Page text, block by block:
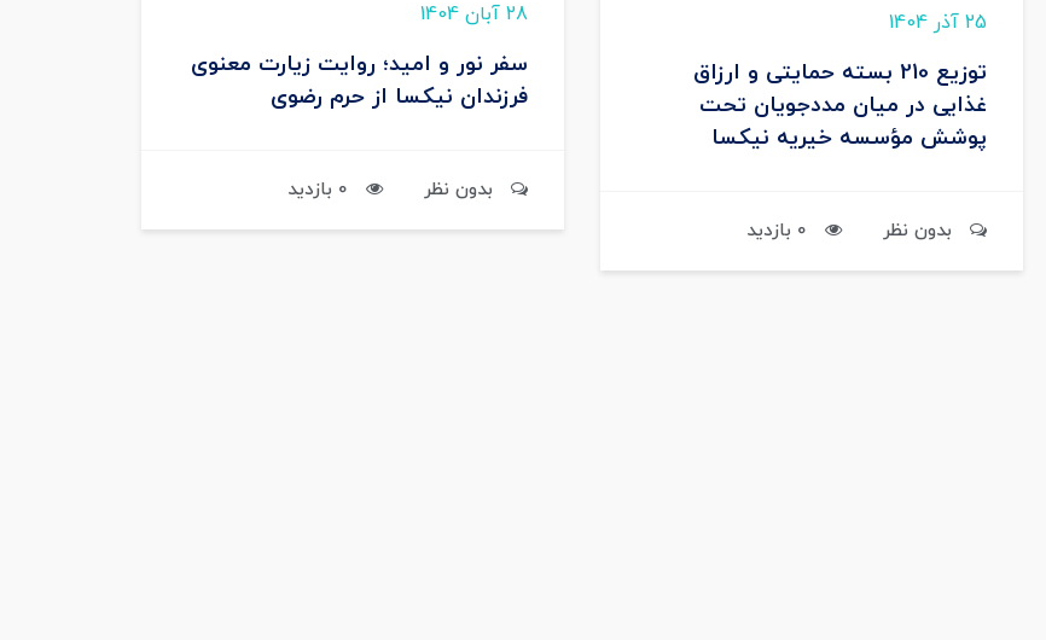
25 آذر 1404
توزیع 210 بسته حمایتی و ارزاق
غذایی در میان مددجویان تحت
پوشش مؤسسه خیریه نیکسا
بدون نظر 0 بازدید
28 آبان 1404
سفر نور و امید؛ روایت زیارت معنوی
فرزندان نیکسا از حرم رضوی
بدون نظر 0 بازدید